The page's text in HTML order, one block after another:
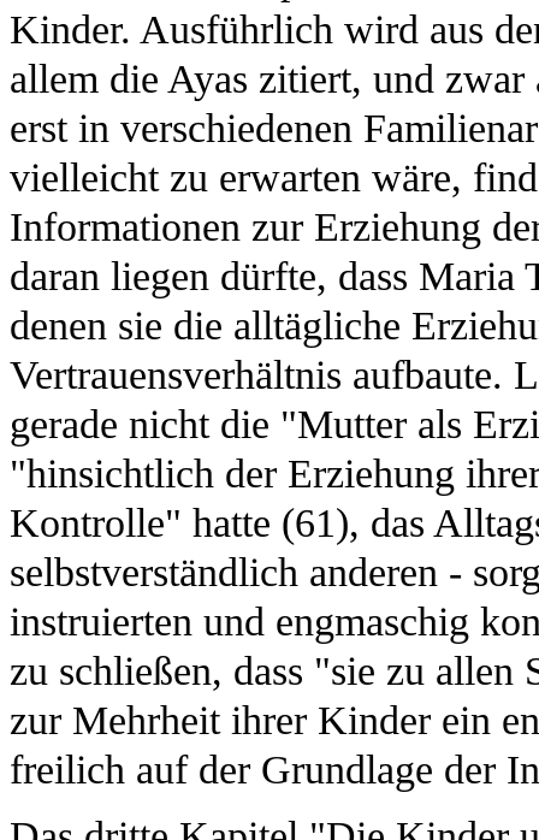
Kinder. Ausführlich wird aus
allem die Ayas zitiert, und zwar
erst in verschiedenen
vielleicht zu erwarten wäre,
Informationen zur Erziehung
daran liegen dürfte, dass Maria
denen sie die alltägliche
Vertrauensverhältnis aufbaute.
gerade nicht die "Mutter als
"hinsichtlich der Erziehung
Kontrolle" hatte (61), das
selbstverständlich anderen -
instruierten und engmaschig
zu schließen, dass "sie zu allen
zur Mehrheit ihrer Kinder ein
freilich auf der Grundlage der